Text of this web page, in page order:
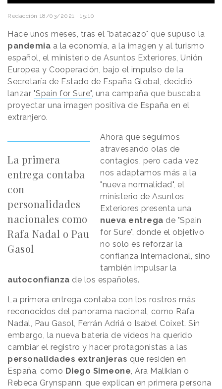
Redacción 18/03/2021 · 15:10
Hace unos meses, tras el "batacazo" que supuso la
pandemia a la economía, a la imagen y al turismo
español, el ministerio de Asuntos Exteriores, Unión
Europea y Cooperación, bajo el impulso de la
Secretaría de Estado de España Global, decidió
lanzar "Spain for Sure", una campaña que buscaba
proyectar una imagen positiva de España en el
extranjero.
La primera
entrega contaba
con
personalidades
nacionales como
Rafa Nadal o Pau
Gasol
Ahora que seguimos
atravesando olas de
contagios, pero cada vez
nos adaptamos más a la
"nueva normalidad", el
ministerio de Asuntos
Exteriores presenta una
nueva entrega de "Spain
for Sure", donde el objetivo
no solo es reforzar la
confianza internacional, sino
también impulsar la
autoconfianza de los españoles.
La primera entrega contaba con los rostros más
reconocidos del panorama nacional, como Rafa
Nadal, Pau Gasol, Ferrán Adriá o Isabel Coixet. Sin
embargo, la nueva batería de vídeos ha querido
cambiar el registro y hacer protagonistas a las
personalidades extranjeras que residen en
España, como Diego Simeone, Ara Malikian o
Rebeca Grynspann, que explican en primera persona